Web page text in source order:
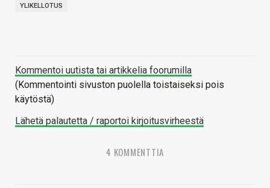
YLIKELLOTUS
Kommentoi uutista tai artikkelia foorumilla
(Kommentointi sivuston puolella toistaiseksi pois
käytöstä)
Lähetä palautetta / raportoi kirjoitusvirheestä
4 KOMMENTTIA